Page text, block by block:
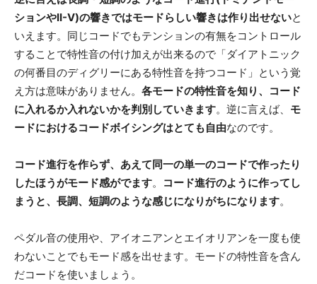
ションやII-V)の響きではモードらしい響きは作り出せないと
いえます。同じコードでもテンションの有無をコントロール
することで特性音の付け加えが出来るので「ダイアトニック
の何番目のディグリーにある特性音を持つコード」という覚
え方は意味がありません。 各モードの特性音を知り、コード
に入れるか入れないかを判別していきます。逆に言えば、 モ
ードにおけるコードボイシングはとても自由なのです。
コード進行を作らず、あえて同一の単一のコードで作ったり
したほうがモード感がでます。
コード進行のように作ってし
まうと、長調、短調のような感じになりがちになります。
ペダル音の使用や、アイオニアンとエイオリアンを一度も使
わないことでもモード感を出せます。モードの特性音を含ん
だコードを使いましょう。